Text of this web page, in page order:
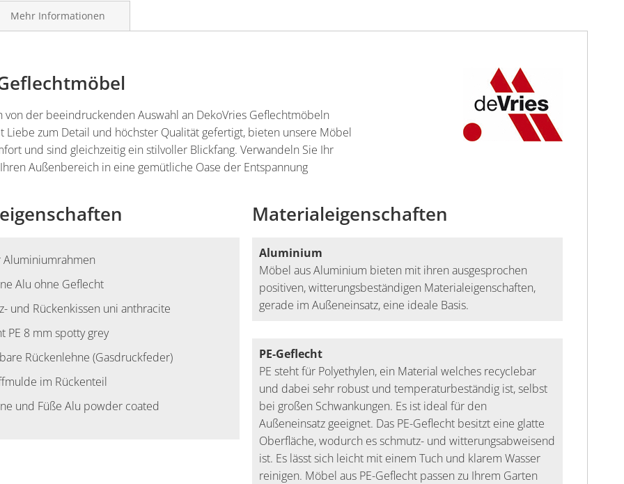
von der beeindruckenden Auswahl an DekoVries Geflechtmöbeln
Liebe zum Detail und höchster Qualität gefertigt, bieten unsere Möbel
und sind gleichzeitig ein stilvoller Blickfang. Verwandeln Sie Ihr
Außenbereich in eine gemütliche Oase der Entspannung
Aluminiumrahmen
Alu ohne Geflecht
und Rückenkissen uni anthracite
PE 8 mm spotty grey
Rückenlehne (Gasdruckfeder)
im Rückenteil
und Füße Alu powder coated
Materialeigenschaften
Aluminium
Möbel aus Aluminium bieten mit ihren ausgesprochen
positiven, witterungsbeständigen Materialeigenschaften,
gerade im Außeneinsatz, eine ideale Basis.
PE-Geflecht
PE steht für Polyethylen, ein Material welches recyclebar
und dabei sehr robust und temperaturbeständig ist, selbst
bei großen Schwankungen. Es ist ideal für den
Außeneinsatz geeignet. Das PE-Geflecht besitzt eine glatte
Oberfläche, wodurch es schmutz- und witterungsabweisend
ist. Es lässt sich leicht mit einem Tuch und klarem Wasser
reinigen. Möbel aus PE-Geflecht passen zu Ihrem Garten
Mehr Informationen